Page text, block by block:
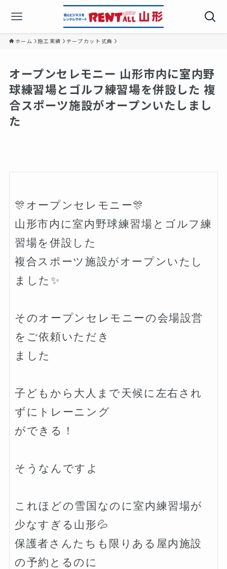
ホーム 施工実績 テープカット式典
オープンセレモニー 山形市内に室内野
球練習場とゴルフ練習場を併設した 複
合スポーツ施設がオープンいたしまし
た
🎊オープンセレモニー🎊
山形市内に室内野球練習場とゴルフ練
習場を併設した
複合スポーツ施設がオープンいたし
ました✨
そのオープンセレモニーの会場設営
をご依頼いただき
ました
子どもから大人まで天候に左右され
ずにトレーニング
ができる！
そうなんですよ
これほどの雪国なのに室内練習場が
少なすぎる山形💦
保護者さんたちも限りある屋内施設
の予約とるのに